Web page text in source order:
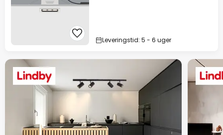
Leveringstid: 5 - 6 uger